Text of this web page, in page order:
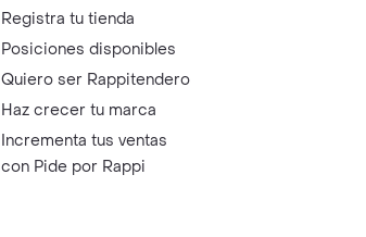
Registra tu tienda
Posiciones disponibles
Quiero ser Rappitendero
Haz crecer tu marca
Incrementa tus ventas
con Pide por Rappi